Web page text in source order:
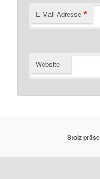
E-Mail-Adresse *
Website
Stolz